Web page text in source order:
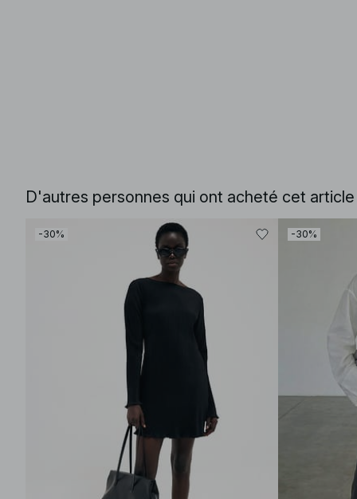
D'autres personnes qui ont acheté cet
-30% -30%